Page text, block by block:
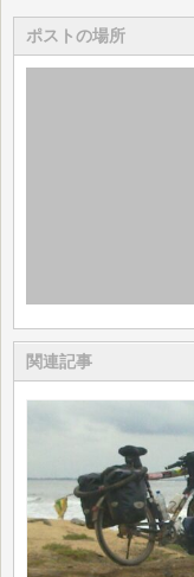
ポストの場所
関連記事